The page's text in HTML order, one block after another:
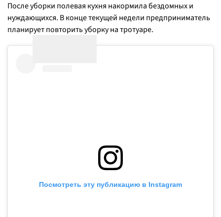
После уборки полевая кухня накормила бездомных и
нуждающихся. В конце текущей недели предприниматель
планирует повторить уборку на тротуаре.
Посмотреть эту публикацию в Instagram